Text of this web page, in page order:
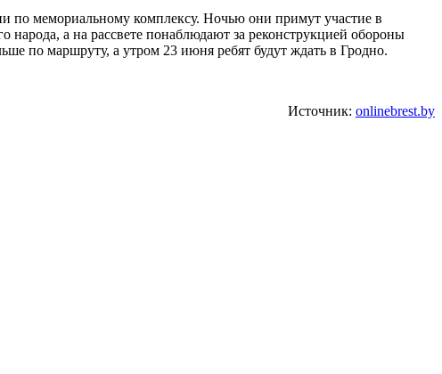
по мемориальному комплексу. Ночью они примут участие в
а на рассвете понаблюдают за реконструкцией обороны
по маршруту, а утром 23 июня ребят будут ждать в Гродно.
Источник: onlinebrest.by